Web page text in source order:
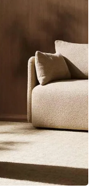
отображаемым на